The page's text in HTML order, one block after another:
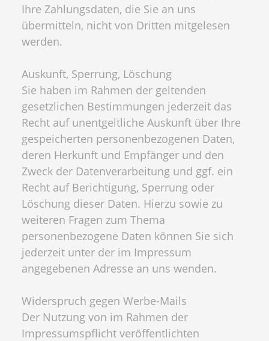
Ihre Zahlungsdaten, die Sie an uns
übermitteln, nicht von Dritten mitgelesen
werden.
Auskunft, Sperrung, Löschung
Sie haben im Rahmen der geltenden
gesetzlichen Bestimmungen jederzeit das
Recht auf unentgeltliche Auskunft über Ihre
gespeicherten personenbezogenen Daten,
deren Herkunft und Empfänger und den
Zweck der Datenverarbeitung und ggf. ein
Recht auf Berichtigung, Sperrung oder
Löschung dieser Daten. Hierzu sowie zu
weiteren Fragen zum Thema
personenbezogene Daten können Sie sich
jederzeit unter der im Impressum
angegebenen Adresse an uns wenden.
Widerspruch gegen Werbe-Mails
Der Nutzung von im Rahmen der
Impressumspflicht veröffentlichten